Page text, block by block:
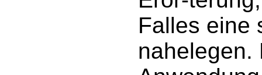
Falles eine
nahelegen.